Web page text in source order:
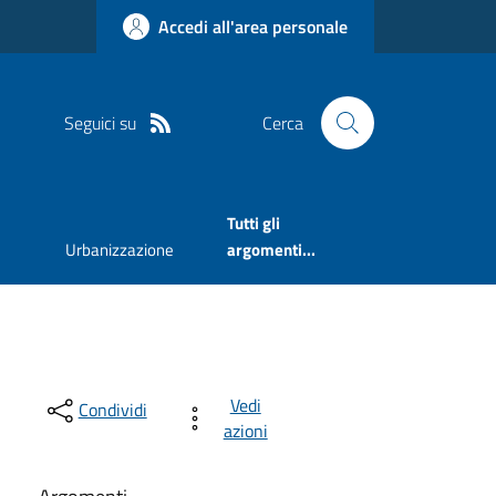
Accedi all'area personale
Seguici su Cerca
Urbanizzazione
Tutti gli
argomenti...
Condividi
Vedi
azioni